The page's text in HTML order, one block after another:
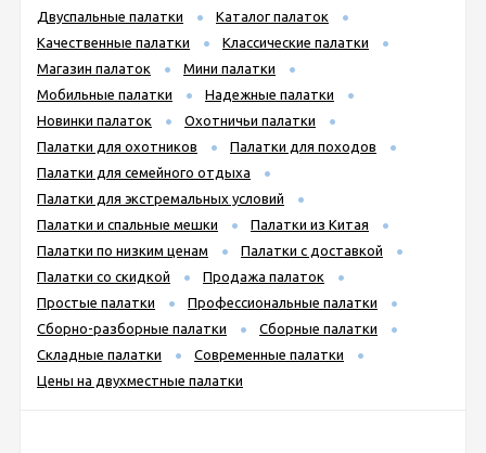
Двуспальные палатки
Каталог палаток
Качественные палатки
Классические палатки
Магазин палаток
Мини палатки
Мобильные палатки
Надежные палатки
Новинки палаток
Охотничьи палатки
Палатки для охотников
Палатки для походов
Палатки для семейного отдыха
Палатки для экстремальных условий
Палатки и спальные мешки
Палатки из Китая
Палатки по низким ценам
Палатки с доставкой
Палатки со скидкой
Продажа палаток
Простые палатки
Профессиональные палатки
Сборно-разборные палатки
Сборные палатки
Складные палатки
Современные палатки
Цены на двухместные палатки